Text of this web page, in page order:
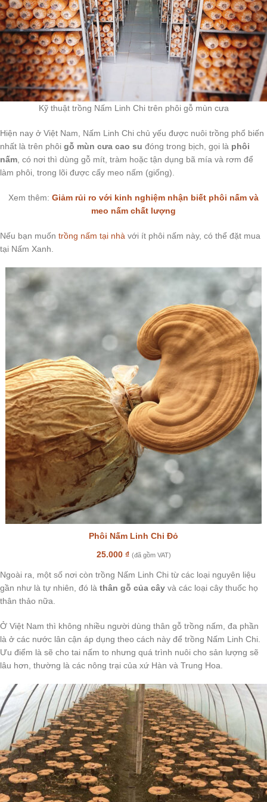
Kỹ thuật trồng Nấm Linh Chi trên phôi gỗ mùn cưa
Hiện nay ở Việt Nam, Nấm Linh Chi chủ yếu được nuôi trồng phổ biến
nhất là trên phôi gỗ mùn cưa cao su đóng trong bịch, gọi là phôi
nấm , có nơi thì dùng gỗ mít, tràm hoặc tận dụng bã mía và rơm để
làm phôi, trong lõi được cấy meo nấm (giống).
Xem thêm: Giảm rủi ro với kinh nghiệm nhận biết phôi nấm và
meo nấm chất lượng
Nếu bạn muốn trồng nấm tại nhà với ít phôi nấm này, có thể đặt mua
tại Nấm Xanh.
Phôi Nấm Linh Chi Đỏ
25.000 ₫ (đã gồm VAT)
Ngoài ra, một số nơi còn trồng Nấm Linh Chi từ các loại nguyên liệu
gần như là tự nhiên, đó là thân gỗ của cây và các loại cây thuốc họ
thân thảo nữa.
Ở Việt Nam thì không nhiều người dùng thân gỗ trồng nấm, đa phần
là ở các nước lân cận áp dụng theo cách này để trồng Nấm Linh Chi.
Ưu điểm là sẽ cho tai nấm to nhưng quá trình nuôi cho sản lượng sẽ
lâu hơn, thường là các nông trại của xứ Hàn và Trung Hoa.